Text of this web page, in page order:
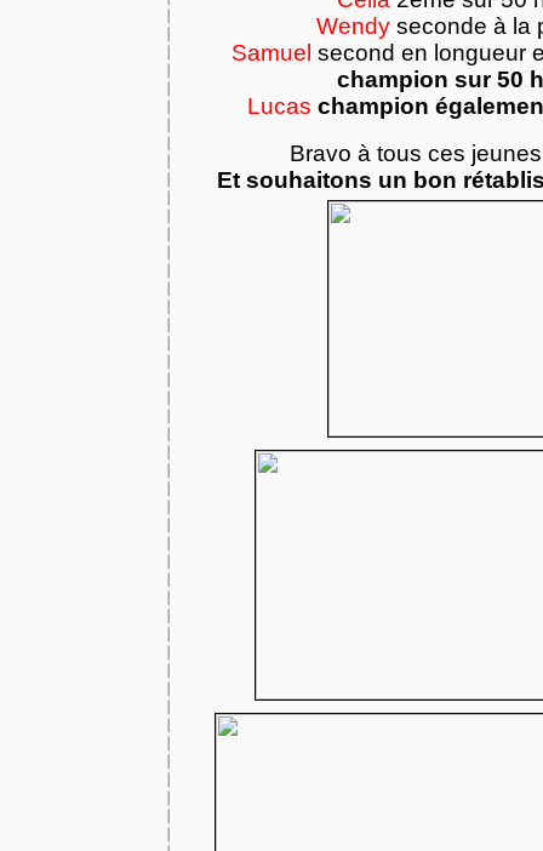
Wendy seconde à la
Samuel second en longueur
champion sur 50
Lucas champion
Bravo à tous ces
Et souhaitons un bon